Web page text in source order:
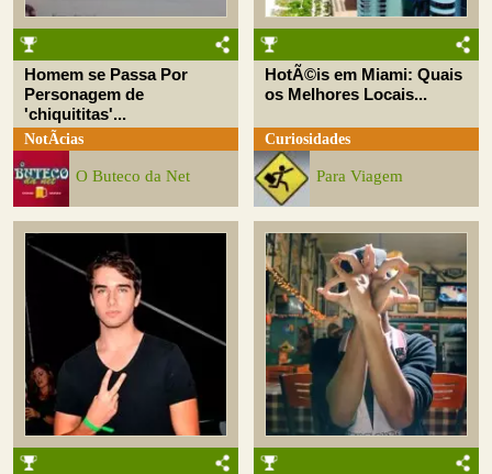
Homem se Passa Por
Personagem de
'chiquititas'...
NotÃ­cias
O Buteco da Net
HotÃ©is em Miami: Quais
os Melhores Locais...
Curiosidades
Para Viagem